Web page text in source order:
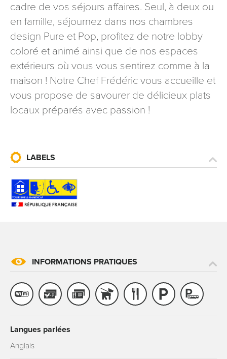
cadre de vos séjours affaires. Seul, à deux ou
en famille, séjournez dans nos chambres
design Pure et Pop, profitez de notre lobby
coloré et animé ainsi que de nos espaces
extérieurs où vous vous sentirez comme à la
maison ! Notre Chef Frédéric vous accueille et
vous propose de savourer de délicieux plats
locaux préparés avec passion !
LABELS
INFORMATIONS PRATIQUES
Langues parlées
Anglais
signé accompagné de la copie d’un titre d’identité à
l’adresse suivante : Meurthe & Moselle Tourisme - 48
cedex
reCAPTCHA